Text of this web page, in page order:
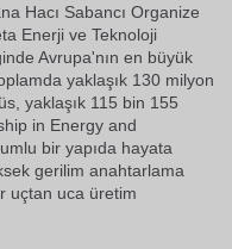
Hacı Sabancı Organize
Enerji ve Teknoloji
Avrupa'nın en büyük
yaklaşık 130 milyon
yaklaşık 115 bin 155
in Energy and
bir yapıda hayata
gerilim anahtarlama
uçtan uca üretim